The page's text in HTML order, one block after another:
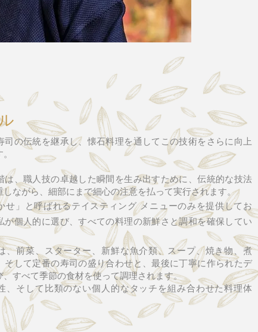
司の伝統を継承し、懐石料理を通してこの技術をさらに向上
は、職人技の卓越した瞬間を生み出すために、伝統的な技法
しながら、細部にまで細心の注意を払って実行されます。
せ」と呼ばれるテイスティング メニューのみを提供してお
が個人的に選び、すべての料理の新鮮さと調和を確保してい
、前菜、スターター、新鮮な魚介類、スープ、焼き物、煮
そして定番の寿司の盛り合わせと、最後に丁寧に作られたデ
、すべて季節の食材を使って調理されます。
、そして比類のない個人的なタッチを組み合わせた料理体